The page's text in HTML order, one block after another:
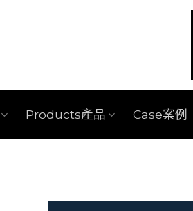
Products產品 Case案例